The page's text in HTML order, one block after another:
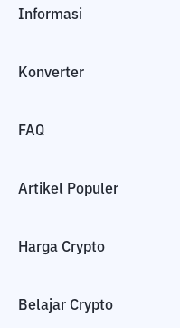
Informasi
Konverter
FAQ
Artikel Populer
Harga Crypto
Belajar Crypto